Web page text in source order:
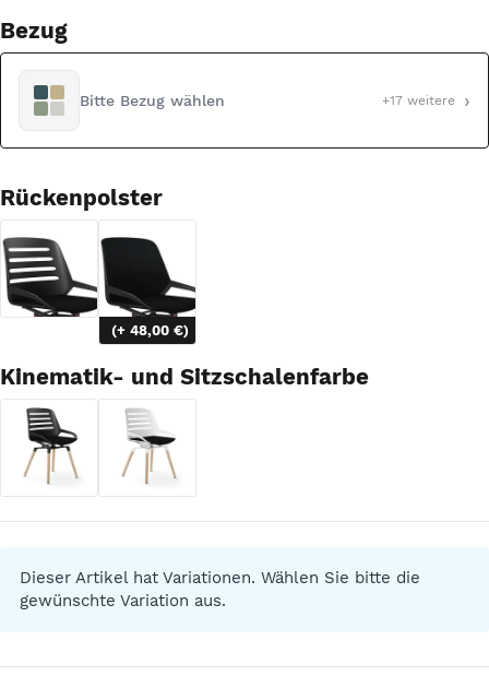
Bezug
Bitte Bezug wählen +17 weitere ›
Rückenpolster
ohne Rückenpolster
ohne Rückenpolster
mit Rückenpolster
mit Rückenpolster
(+ 48,00 €)
Kinematik- und Sitzschalenfarbe
Schwarz
Schwarz
Weiß
Weiß
Dieser Artikel hat Variationen. Wählen Sie bitte die
gewünschte Variation aus.